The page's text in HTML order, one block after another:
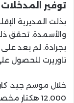
توفير المدخلات
بذلت المديرية
بجرادة. لم يعد
تاوريرت للحصول
خلال موسم جيد،
12.000